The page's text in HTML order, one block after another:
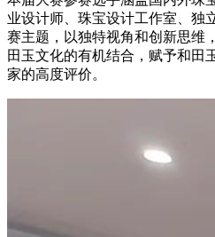
业设计师、珠宝设计工作室、独
赛主题，以独特视角和创新思维
田玉文化的有机结合，赋予和田
家的高度评价。